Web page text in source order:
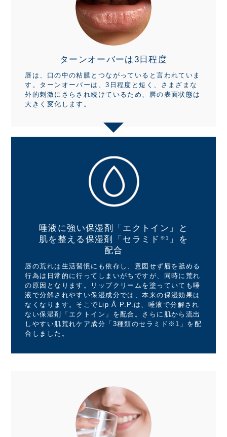
ターンオーバーは3日程度
唇は、口の中の粘膜とつながっていると言われていま
す。ターンオーバーは、3日程度と短く、さまざまな
外的刺激にさらされ続けているため、唇の表面状態は
大きく変化します。
唾液に強い保湿剤
「エクトイン」と
肌を整える保湿剤
「セラミド ※1
」を
配合
唇の荒れは生活習慣にも依存し、意図せず唇を舐める
行為は日常的に行ってしまいがちですが、同時に荒れ
の原因となります。リップクリームを塗っていても唾
液で分解されやすい保湿成分では、本来の保湿効果は
なくなります。そこでLip Å P.P.は、唾液で分解され
ない保湿剤「エクトイン」を配合。さらに肌から流出
しやすい肌荒れケア成分「3種類のセラミド※1」を配
合しました。